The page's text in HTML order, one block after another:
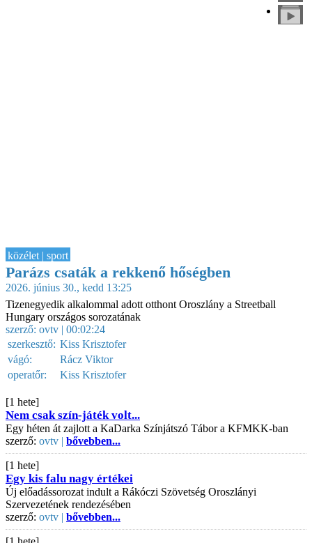
közélet | sport
Parázs csaták a rekkenő hőségben
2026. június 30., kedd 13:25
Tizenegyedik alkalommal adott otthont Oroszlány a Streetball
Hungary országos sorozatának
szerző: ovtv | 00:02:24
szerkesztő: Kiss Krisztofer
vágó:
Rácz Viktor
operatőr:
Kiss Krisztofer
[1 hete]
Nem csak szín-játék volt...
Egy héten át zajlott a KaDarka Színjátszó Tábor a KFMKK-ban
szerző: ovtv | bővebben...
[1 hete]
Egy kis falu nagy értékei
Új előadássorozat indult a Rákóczi Szövetség Oroszlányi
Szervezetének rendezésében
szerző: ovtv | bővebben...